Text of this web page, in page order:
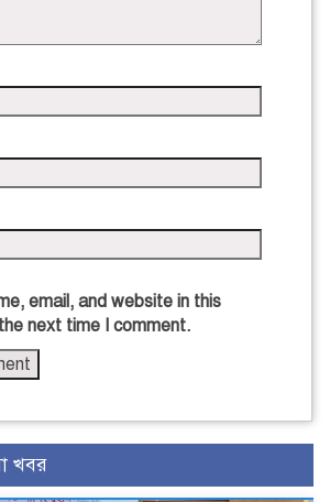
email, and website in this
next time I comment.
খবর